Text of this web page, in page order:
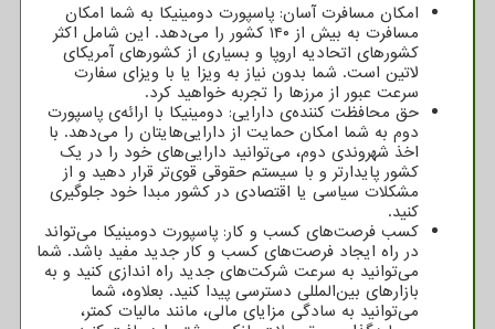
امکان مسافرت آسان: پاسپورت دومینیکا به شما امکان
مسافرت به بیش از ۱۴۰ کشور را می‌دهد. این شامل اکثر
کشورهای اتحادیه اروپا و بسیاری از کشورهای آمریکای
لاتین است. شما بدون نیاز به ویزا یا با ویزای سفارت
سرعت عبور از مرزها را تجربه خواهید کرد.
حق محافظت کننده‌ی دارایی: دومینیکا با ارائه‌ی پاسپورت
دوم به شما امکان حمایت از دارایی‌هایتان را می‌دهد. با
اخذ شهروندی دوم، می‌توانید دارایی‌های خود را در یک
کشور پایدارتر و با سیستم حقوقی قوی‌تر قرار دهید و از
مشکلات سیاسی یا اقتصادی در کشور مبدا خود جلوگیری
کنید.
کسب فرصت‌های کسب و کار: پاسپورت دومینیکا می‌تواند
در راه ایجاد فرصت‌های کسب و کار جدید مفید باشد. شما
می‌توانید به سرعت شرکت‌های جدید راه اندازی کنید و به
بازارهای بین‌المللی دسترسی پیدا کنید. بعلاوه، شما
می‌توانید به سادگی مزایای مالی، مانند مالیات کمتر،